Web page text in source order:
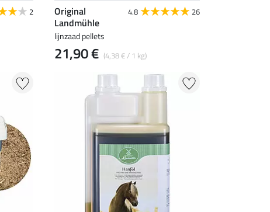
2
Original
Landmühle
4.8 26
lijnzaad pellets
21,90 € (4,38 € / 1 kg)